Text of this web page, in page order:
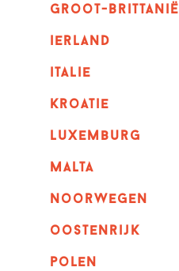
Groot-Brittanië
ierland
italie
kroatie
luxemburg
malta
noorwegen
oostenrijk
polen